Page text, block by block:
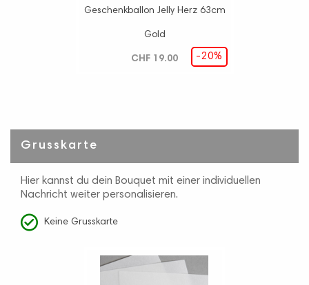
Geschenkballon Jelly Herz 63cm
Gold
CHF 19.00 -20%
Grusskarte
Hier kannst du dein Bouquet mit einer individuellen
Nachricht weiter personalisieren.
Keine Grusskarte